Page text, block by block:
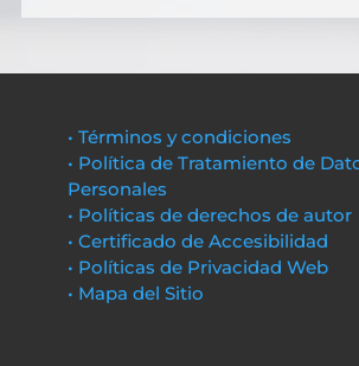
• Términos y condiciones
• Política de Tratamiento de
Personales
• Políticas de derechos de autor
• Certificado de Accesibilidad
• Políticas de Privacidad Web
• Mapa del Sitio